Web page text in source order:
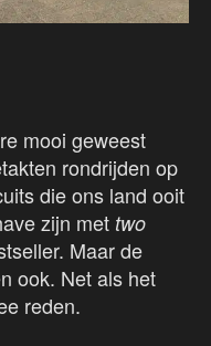
mooi geweest
rondrijden op
die ons land ooit
zijn met two
Maar de
ook. Net als het
reden.